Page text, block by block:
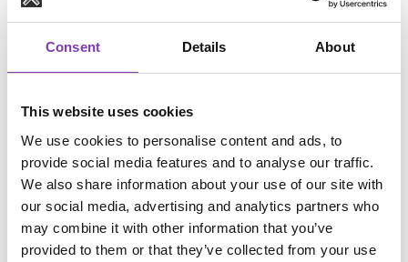
Consent Details About
This website uses cookies
We use cookies to personalise content and ads, to
provide social media features and to analyse our traffic.
We also share information about your use of our site with
our social media, advertising and analytics partners who
may combine it with other information that you’ve
provided to them or that they’ve collected from your use
Dinge, die du brauchst:
viele verschiedene schöne oder auch lustige
Formen. Von Herzen bis zu kleinen Entchen
gibt es wirklich alles! Sogar Roboterköpfe!
Aber eine Eiswürfelform tut es zur Not auch.
40g Aloe Vera Gel
, dieses bekommst du z. B. in
der Drogerie deines Vertrauens.